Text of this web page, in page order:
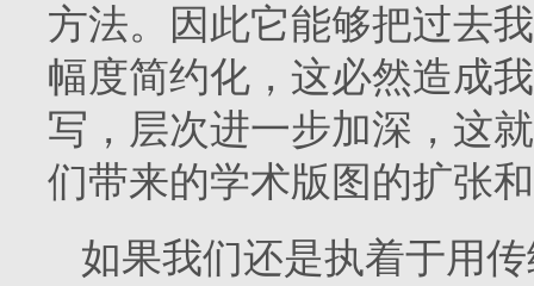
方法。因此它能够把过去
幅度简约化，这必然造成
写，层次进一步加深，这
们带来的学术版图的扩张
如果我们还是执着于用